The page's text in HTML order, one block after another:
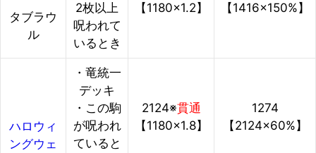
タブラウ
ル
2枚以上
呪われて
いるとき
【1180×1.2】
【1416×150%】
ハロウィ
ングウェ
・竜統一
デッキ
・この駒
が呪われ
ていると
2124※貫通
【1180×1.8】
1274
【2124×60%】